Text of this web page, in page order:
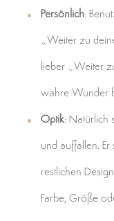
Persönlich:
„Weiter zu
lieber „Weiter
wahre Wunder
Optik: Natürlich
und auffallen. Er
restlichen
Farbe, Größe